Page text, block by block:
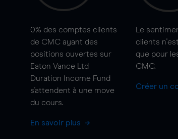
0% des comptes clients
de CMC ayant des
positions ouvertes sur
Eaton Vance Ltd
Duration Income Fund
s'attendent à une move
du cours.
En savoir plus
Le
clients
que pour
CMC.
Créer un